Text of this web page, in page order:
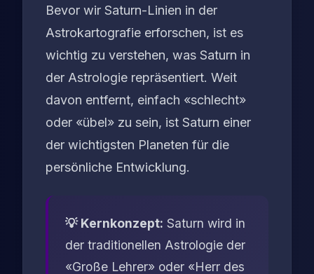
Bevor wir Saturn-Linien in der
Astrokartografie erforschen, ist es
wichtig zu verstehen, was Saturn in
der Astrologie repräsentiert. Weit
davon entfernt, einfach «schlecht»
oder «übel» zu sein, ist Saturn einer
der wichtigsten Planeten für die
persönliche Entwicklung.
💡 Kernkonzept: Saturn wird in
der traditionellen Astrologie der
«Große Lehrer» oder «Herr des